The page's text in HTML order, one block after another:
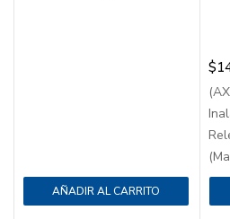
AÑADIR AL CARRITO
$